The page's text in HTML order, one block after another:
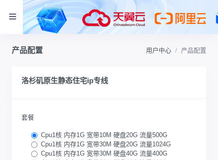
产品配置 用户中心 产品配置
洛杉矶原生静态住宅ip专线
套餐
Cpu1核 内存1G 宽带10M 硬盘20G 流量500G
Cpu1核 内存1G 宽带30M 硬盘20G 流量1024G
Cpu1核 内存1G 宽带30M 硬盘40G 流量400G